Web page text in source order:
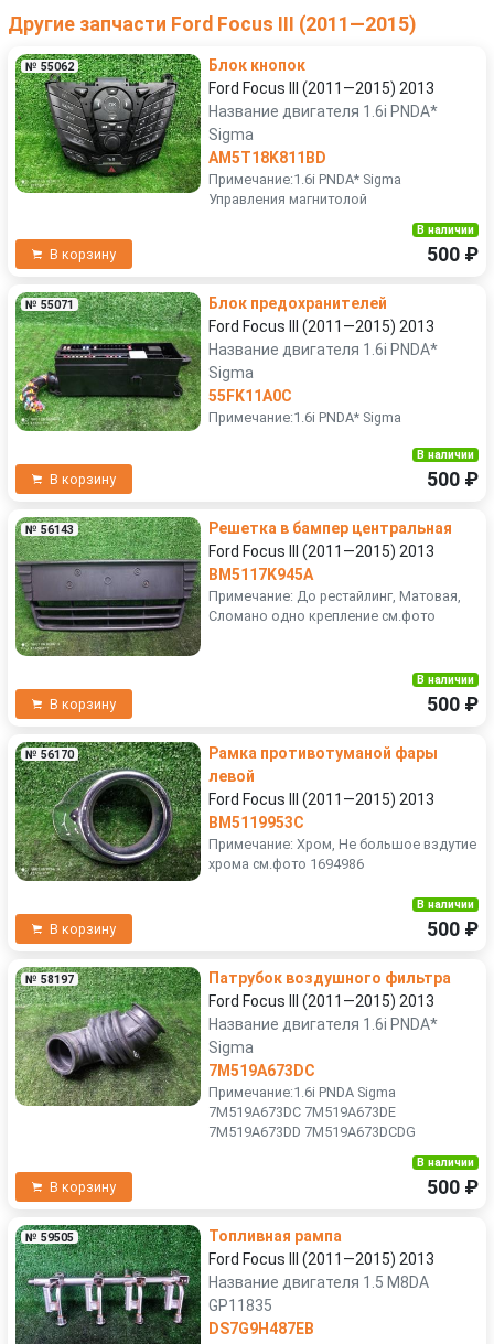
Другие запчасти Ford Focus III (2011—2015)
№ 55062
Блок кнопок
Ford Focus III (2011—2015) 2013
Название двигателя 1.6i PNDA*
Sigma
AM5T18K811BD
Примечание:1.6i PNDA* Sigma
Управления магнитолой
В корзину
В наличии
500 ₽
№ 55071
Блок предохранителей
Ford Focus III (2011—2015) 2013
Название двигателя 1.6i PNDA*
Sigma
55FK11A0C
Примечание:1.6i PNDA* Sigma
В корзину
В наличии
500 ₽
№ 56143
Решетка в бампер центральная
Ford Focus III (2011—2015) 2013
BM5117K945A
Примечание: До рестайлинг, Матовая,
Сломано одно крепление см.фото
В корзину
В наличии
500 ₽
№ 56170
Рамка противотуманой фары
левой
Ford Focus III (2011—2015) 2013
BM5119953C
Примечание: Хром, Не большое вздутие
хрома см.фото 1694986
В корзину
В наличии
500 ₽
№ 58197
Патрубок воздушного фильтра
Ford Focus III (2011—2015) 2013
Название двигателя 1.6i PNDA*
Sigma
7M519A673DC
Примечание:1.6i PNDA Sigma
7M519A673DC 7M519A673DE
7M519A673DD 7M519A673DCDG
В корзину
В наличии
500 ₽
№ 59505
Топливная рампа
Ford Focus III (2011—2015) 2013
Название двигателя 1.5 M8DA
GP11835
DS7G9H487EB